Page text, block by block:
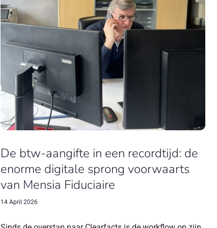
De btw-aangifte in een recordtijd: de
enorme digitale sprong voorwaarts
van Mensia Fiduciaire
14 April 2026